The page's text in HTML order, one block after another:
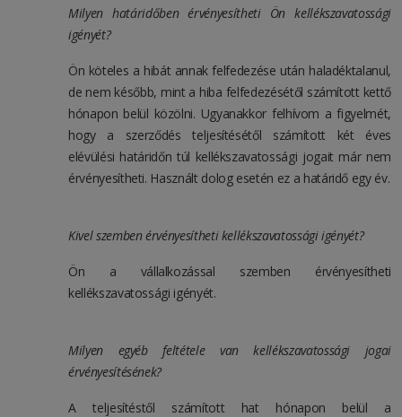
Milyen határidőben érvényesítheti Ön kellékszavatossági
igényét?
Ön köteles a hibát annak felfedezése után haladéktalanul,
de nem később, mint a hiba felfedezésétől számított kettő
hónapon belül közölni. Ugyanakkor felhívom a figyelmét,
hogy a szerződés teljesítésétől számított két éves
elévülési határidőn túl kellékszavatossági jogait már nem
érvényesítheti. Használt dolog esetén ez a határidő egy év.
Kivel szemben érvényesítheti kellékszavatossági igényét?
Ön a vállalkozással szemben érvényesítheti
kellékszavatossági igényét.
Milyen egyéb feltétele van kellékszavatossági jogai
érvényesítésének?
A teljesítéstől számított hat hónapon belül a